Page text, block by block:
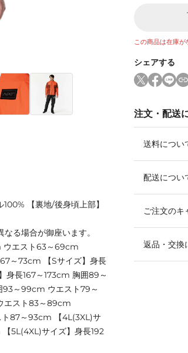
この商品は在庫が
シェアする
注文・配送
送料につい
配送につい
ご注文のキ
返品・交換
【裏地/後身頃上部】
る場合が御座います。
ウエスト63～69cm
～73cm 【Sサイズ】身長
身長167～173cm 胸囲89～
93～99cm ウエスト79～
エスト83～89cm
ト87～93cm 【4L(3XL)サ
5L(4XL)サイズ】身長192